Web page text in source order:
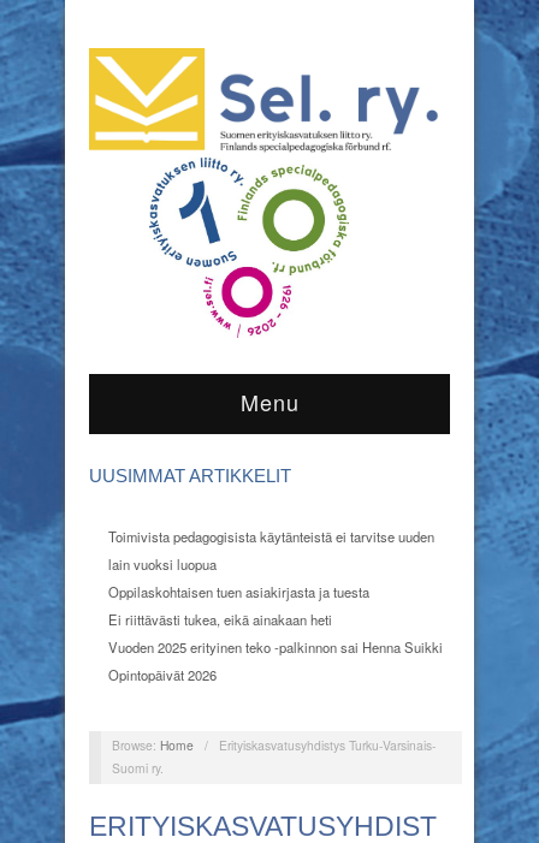
Menu
UUSIMMAT ARTIKKELIT
Toimivista pedagogisista käytänteistä ei tarvitse uuden
lain vuoksi luopua
Oppilaskohtaisen tuen asiakirjasta ja tuesta
Ei riittävästi tukea, eikä ainakaan heti
Vuoden 2025 erityinen teko -palkinnon sai Henna Suikki
Opintopäivät 2026
Browse: Home /
Erityiskasvatusyhdistys Turku-Varsinais-
Suomi ry.
ERITYISKASVATUSYHDIST